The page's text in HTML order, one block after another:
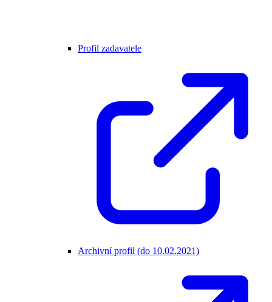
Profil zadavatele
Archivní profil (do 10.02.2021)